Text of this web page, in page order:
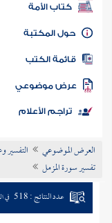
كتاب الأمة
المكتبة
الكتب
موضوعي
تراجم الأعلام
العرض الموضوعي التفسير
تفسير سورة المزمل
عدد النتائج : 518 في